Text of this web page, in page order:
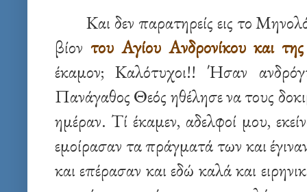
Και δεν παρατηρείς εις το
βίον του Αγίου Ανδρονίκου και
έκαμον; Καλότυχοι!! Ήσαν
Πανάγαθος Θεός ηθέλησε να τους
ημέραν. Τί έκαμεν, αδελφοί μου,
εμοίρασαν τα πράγματά των και
και επέρασαν και εδώ καλά και